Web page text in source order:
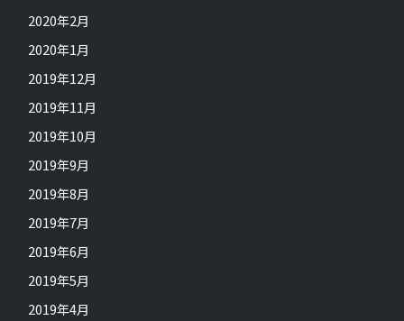
2020年2月
2020年1月
2019年12月
2019年11月
2019年10月
2019年9月
2019年8月
2019年7月
2019年6月
2019年5月
2019年4月